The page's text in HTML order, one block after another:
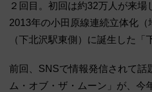
２回目。初回は約32万人が来場
2013年の小田原線連続立体化
（下北沢駅東側）に誕生した「
前回、SNSで情報発信されて話
ム・オブ・ザ・ムーン」が、今